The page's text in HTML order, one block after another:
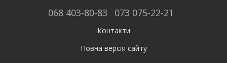
068 403-80-83 073 075-22-21
Контакти
Повна версія сайту